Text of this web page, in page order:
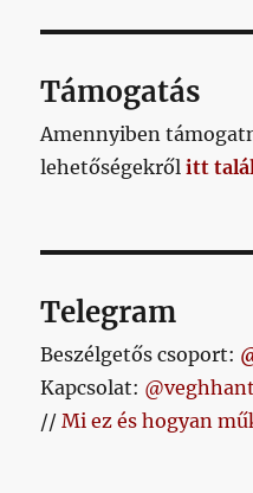
bejegyzéshez
Támogatás
Amennyiben
lehetőségekrőlitt
Telegram
Beszélgetős csoport:
Kapcsolat:
//Mi ez és hogyan